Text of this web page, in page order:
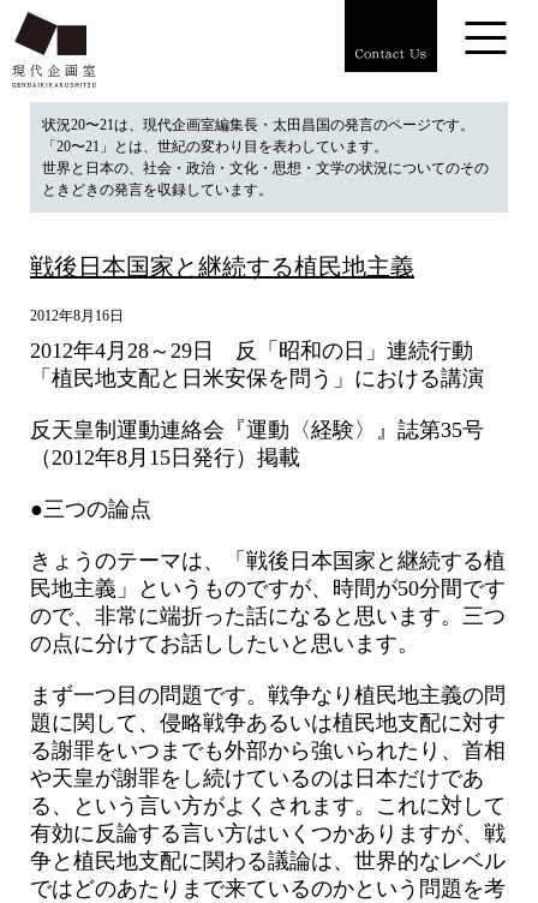
状況20〜21は、現代企画室編集長・太田昌国の発言のページです。
「20〜21」とは、世紀の変わり目を表わしています。
世界と日本の、社会・政治・文化・思想・文学の状況についてのその
ときどきの発言を収録しています。
戦後日本国家と継続する植民地主義
2012年8月16日
2012年4月28～29日 反「昭和の日」連続行動
「植民地支配と日米安保を問う」における講演
反天皇制運動連絡会『運動〈経験〉』誌第35号
（2012年8月15日発行）掲載
●三つの論点
きょうのテーマは、「戦後日本国家と継続する植
民地主義」というものですが、時間が50分間です
ので、非常に端折った話になると思います。三つ
の点に分けてお話ししたいと思います。
まず一つ目の問題です。戦争なり植民地主義の問
題に関して、侵略戦争あるいは植民地支配に対す
る謝罪をいつまでも外部から強いられたり、首相
や天皇が謝罪をし続けているのは日本だけであ
る、という言い方がよくされます。これに対して
有効に反論する言い方はいくつかありますが、戦
争と植民地支配に関わる議論は、世界的なレベル
ではどのあたりまで来ているのかという問題を考